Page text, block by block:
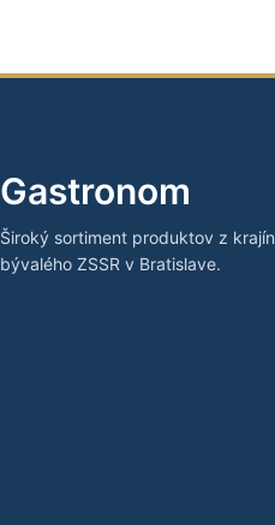
Gastronom
Široký sortiment produktov z krajín
bývalého ZSSR v Bratislave.